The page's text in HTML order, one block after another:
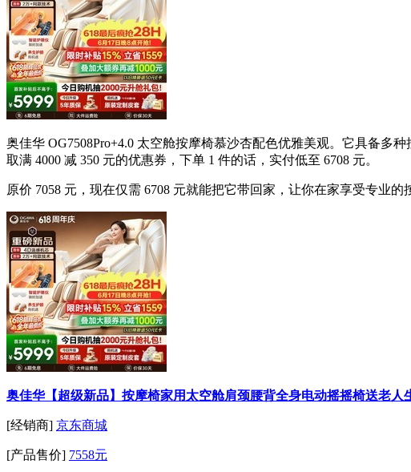
奥佳华 OG7508Pro+4.0 太空舱按摩椅慕沙杏配色优雅美观。它具备多
取满 4000 减 350 元的优惠券，下单 1 件的话，实付低至 6708 元。
原价 7058 元，现在仅需 6708 元就能把它带回家，让你在家享受专业的
奥佳华【超级新品】按摩椅家用太空舱肩颈腰背全身电动摇摇椅送老人
[经销商] 京东商城
[产品售价] 7558元